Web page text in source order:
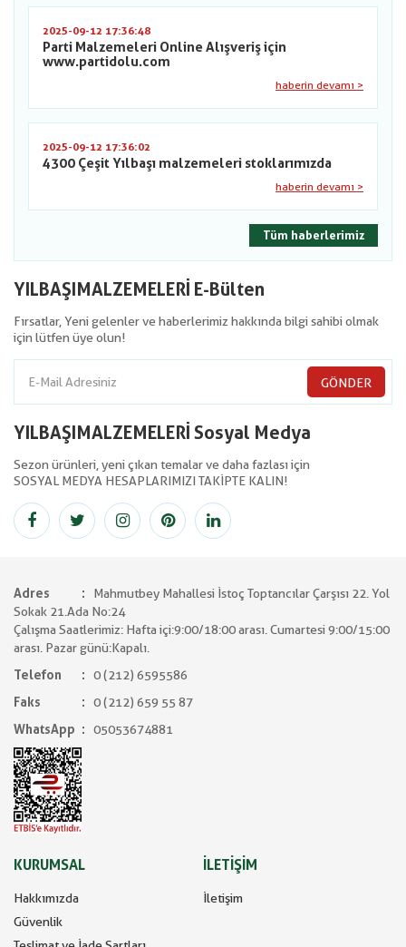
2025-09-12 17:36:48
Parti Malzemeleri Online Alışveriş için
www.partidolu.com
haberin devamı >
2025-09-12 17:36:02
4300 Çeşit Yılbaşı malzemeleri stoklarımızda
haberin devamı >
Tüm haberlerimiz
YILBAŞIMALZEMELERİ E-Bülten
Fırsatlar, Yeni gelenler ve haberlerimiz hakkında bilgi sahibi olmak
için lütfen üye olun!
GÖNDER
YILBAŞIMALZEMELERİ Sosyal Medya
Sezon ürünleri, yeni çıkan temalar ve daha fazlası için
SOSYAL MEDYA HESAPLARIMIZI TAKİPTE KALIN!
Adres
Mahmutbey Mahallesi İstoç Toptancılar Çarşısı 22. Yol
Sokak 21.Ada No:24
Çalışma Saatlerimiz: Hafta içi:9:00/18:00 arası. Cumartesi 9:00/15:00
arası. Pazar günü:Kapalı.
Telefon
0 (212) 6595586
Faks
0 (212) 659 55 87
WhatsApp
05053674881
KURUMSAL
Hakkımızda
Güvenlik
İLETİŞİM
İletişim